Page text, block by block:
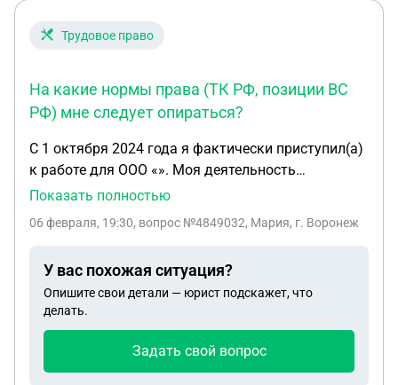
не было получено ни одного бумажного либо
также неверно указан почтовый адрес на
которые должны были приходить чеки об оплате.
Трудовое право
На какие нормы права (ТК РФ, позиции ВС
РФ) мне следует опираться?
С 1 октября 2024 года я фактически приступил(а)
к работе для ООО «». Моя деятельность
заключалась в сопровождении проектов по
постоянной основе: был установленный график, я
указаниям руководителя, получал(а)
фиксированные денежные суммы дважды в
месяц (фактически, заработную плату).
Показать полностью
06 февраля, 19:30, вопрос №4849032, Мария, г. Воронеж
У вас похожая ситуация?
Опишите свои детали — юрист подскажет, что
делать.
Задать свой вопрос